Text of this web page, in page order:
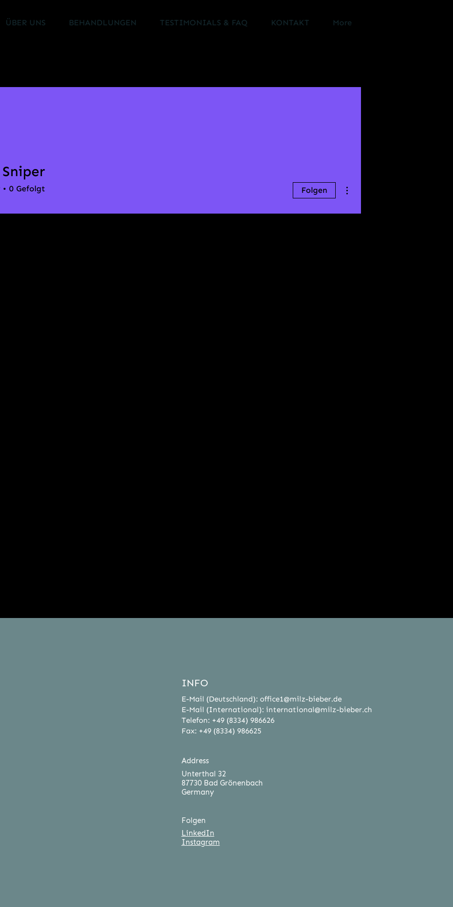
ÜBER UNS BEHANDLUNGEN TESTIMONIALS & FAQ KONTAKT More
0 Gefolgt Folgen
INFO
E-Mail (Deutschland): office1@milz-bieber.de
E-Mail (International): international@milz-bieber.ch
Telefon: +49 (8334) 986626
Fax: +49 (8334) 986625
Address
Unterthal 32
87730 Bad Grönenbach
Germany
Folgen
LinkedIn
Instagram